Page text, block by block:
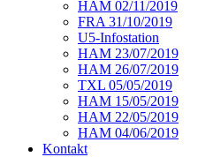
HAM 02/11/2019
FRA 31/10/2019
U5-Infostation
HAM 23/07/2019
HAM 26/07/2019
TXL 05/05/2019
HAM 15/05/2019
HAM 22/05/2019
HAM 04/06/2019
Kontakt